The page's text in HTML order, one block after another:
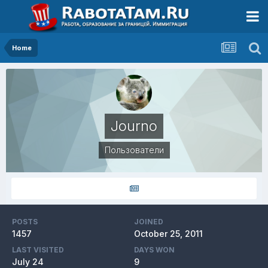
Home
Journo
Пользователи
POSTS
1457
JOINED
October 25, 2011
LAST VISITED
July 24
DAYS WON
9